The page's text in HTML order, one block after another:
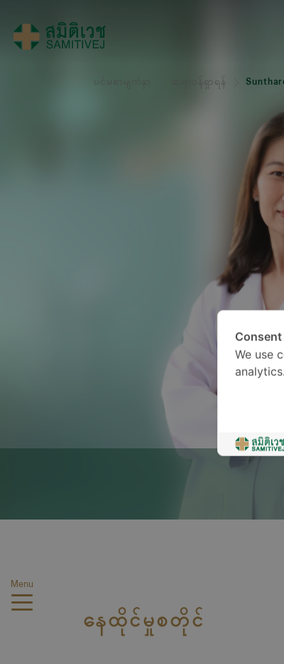
Menu
ပင်မစာမျက်နှာ ဆရာဝန်ရှာရန်
နေထိုင်မှုစတိုင်
Consent
We use